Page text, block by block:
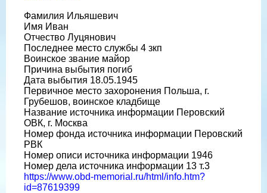
Фамилия Ильяшевич
Имя Иван
Отчество Луцянович
Последнее место службы 4 зкп
Воинское звание майор
Причина выбытия погиб
Дата выбытия 18.05.1945
Первичное место захоронения Польша, г.
Грубешов, воинское кладбище
Название источника информации Перовский
ОВК, г. Москва
Номер фонда источника информации Перовский
РВК
Номер описи источника информации 1946
Номер дела источника информации 13 т.3
https://www.obd-memorial.ru/html/info.htm?
id=87619399